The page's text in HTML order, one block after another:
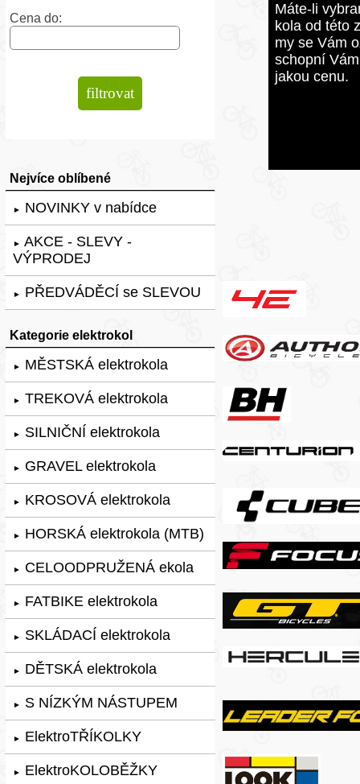
Cena do:
Nejvíce oblíbené
► NOVINKY v nabídce
► AKCE - SLEVY -
VÝPRODEJ
► PŘEDVÁDĚCÍ se SLEVOU
Kategorie elektrokol
► MĚSTSKÁ elektrokola
► TREKOVÁ elektrokola
► SILNIČNÍ elektrokola
► GRAVEL elektrokola
► KROSOVÁ elektrokola
► HORSKÁ elektrokola (MTB)
► CELOODPRUŽENÁ ekola
► FATBIKE elektrokola
► SKLÁDACÍ elektrokola
► DĚTSKÁ elektrokola
► S NÍZKÝM NÁSTUPEM
► ElektroTŘÍKOLKY
► ElektroKOLOBĚŽKY
Máte-li
kola od této
my se Vám
schopní
jakou cenu.